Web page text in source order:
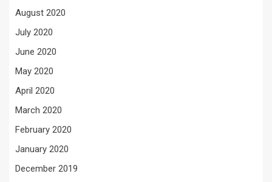
August 2020
July 2020
June 2020
May 2020
April 2020
March 2020
February 2020
January 2020
December 2019